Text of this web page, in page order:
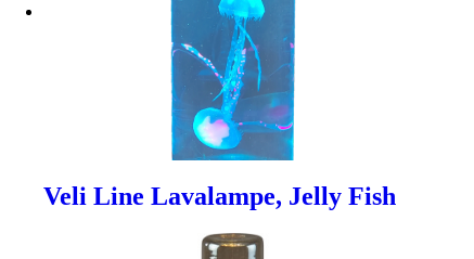
Veli Line Lavalampe, Jelly Fish